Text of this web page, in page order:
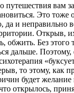
путешествия вам
Это тоже
да и неправильно
Открыв,
обжить. Без этого
дальше. Поэтому,
то этому, как
будет
открылось,